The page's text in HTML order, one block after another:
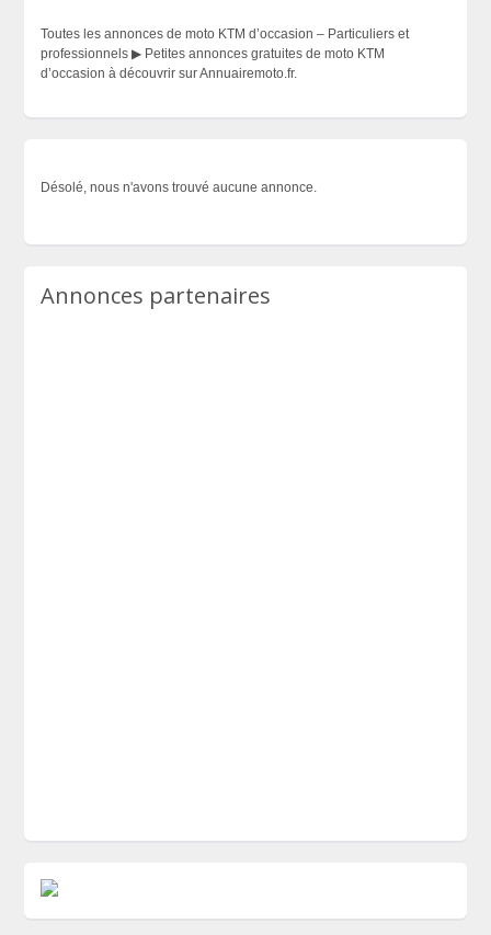
Toutes les annonces de moto KTM d’occasion – Particuliers et
professionnels ▶ Petites annonces gratuites de moto KTM
d’occasion à découvrir sur Annuairemoto.fr.
Désolé, nous n'avons trouvé aucune annonce.
Annonces partenaires